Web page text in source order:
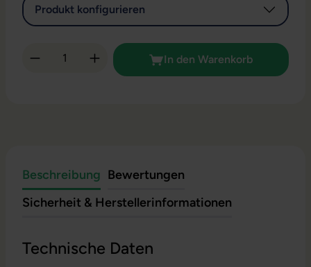
Produkt konfigurieren
Produkt Anzahl: Gib den gewünschten
In den Warenkorb
Beschreibung Bewertungen
Sicherheit & Herstellerinformationen
Technische Daten